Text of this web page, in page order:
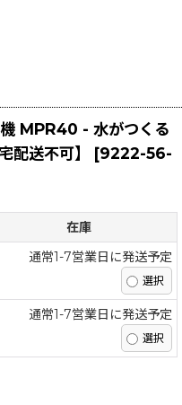
MPR40 - 水がつくる
配送不可】
[9222-56-
在庫
通常1-7営業日に発送予定
通常1-7営業日に発送予定